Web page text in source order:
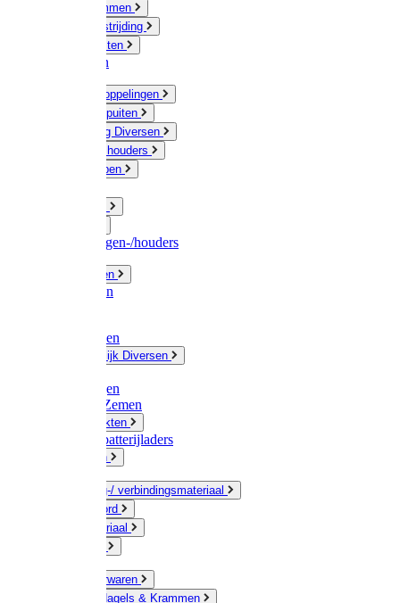
Mollenklemmen
Onkruidbestrijding
Vliegenkasten
Meststoffen
Messing koppelingen
Gieters / Spuiten
Besproeiing Diversen
Slangen & houders
Waterpompen
Slangenwagen-/houders
Olie / Vetten
Chemicalien
Plasticzakken
Huishoudelijk Diversen
Zaksluitingen
Sponzen / Zemen
Zeepprodukten
Batterij & batterijladers
Zaklampen
Verpakking-/ verbindingsmateriaal
Touw / Koord
Afdekmateriaal
Kleine ijzerwaren
Spijkers, Nagels & Krammen